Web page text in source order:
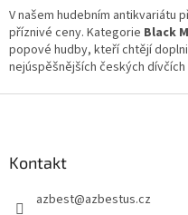
V našem hudebním antikvariátu
příznivé ceny. Kategorie Black
popové hudby, kteří chtějí
nejúspěšnějších českých
Kontakt
azbest@azbestus.cz